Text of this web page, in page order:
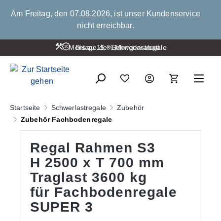
springen
Am Freitag, den 07.08.2026, ist unser Kundenservice
nicht erreichbar.
Bis zu 15 % Mengenrabatt
Montage der Schwerlastregale
Startseite Schwerlastregale
Zubehör
Zubehör Fachbodenregale
Regal Rahmen S3
H 2500 x T 700 mm
Traglast 3600 kg
für Fachbodenregale
SUPER 3